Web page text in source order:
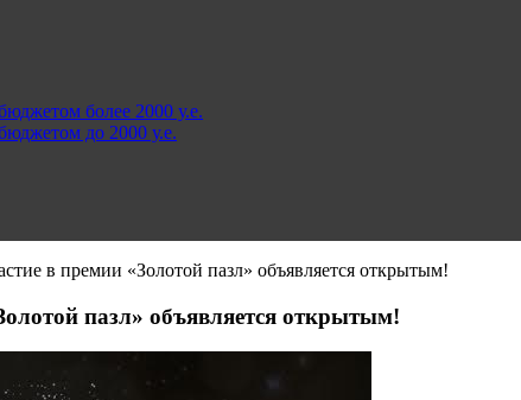
более 2000 у.е.
до 2000 у.е.
в премии «Золотой пазл» объявляется открытым!
пазл» объявляется открытым!